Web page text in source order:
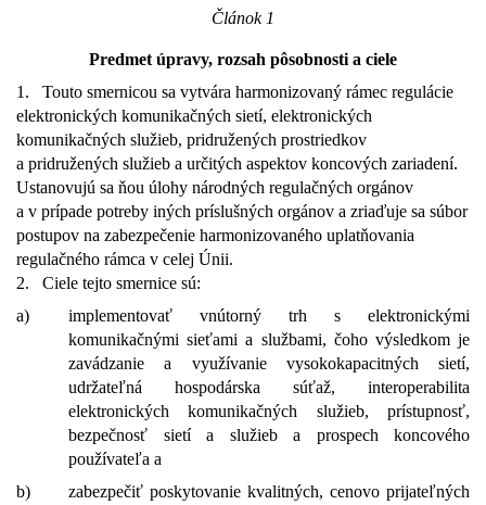
Článok 1
Predmet úpravy, rozsah pôsobnosti a ciele
1.
Touto smernicou sa vytvára harmonizovaný rámec regulácie
elektronických komunikačných sietí, elektronických
komunikačných služieb, pridružených prostriedkov
a pridružených služieb a určitých aspektov koncových zariadení.
Ustanovujú sa ňou úlohy národných regulačných orgánov
a v prípade potreby iných príslušných orgánov a zriaďuje sa súbor
postupov na zabezpečenie harmonizovaného uplatňovania
regulačného rámca v celej Únii.
2.
Ciele tejto smernice sú:
a)
implementovať vnútorný trh s elektronickými
komunikačnými sieťami a službami, čoho výsledkom je
zavádzanie a využívanie vysokokapacitných sietí,
udržateľná hospodárska súťaž, interoperabilita
elektronických komunikačných služieb, prístupnosť,
bezpečnosť sietí a služieb a prospech koncového
používateľa a
b)
zabezpečiť poskytovanie kvalitných, cenovo prijateľných